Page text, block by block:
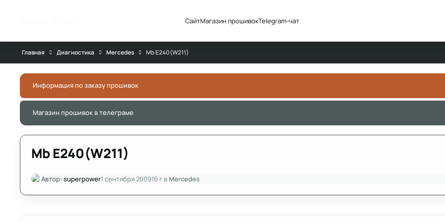
СайтМагазин прошивокTelegram-чатСообщество
Главная Диагностика Mercedes Mb E240(W211)
Информация по заказу прошивок
Магазин прошивок в телеграме
Mb E240(W211)
Автор: superpower1 сентября 200916 гв Mercedes